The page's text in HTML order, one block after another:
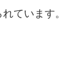
ています。